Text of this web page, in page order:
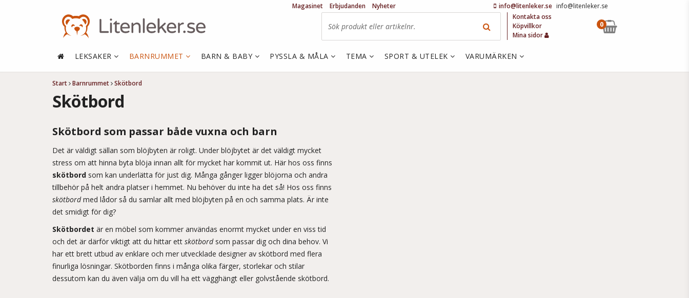
Start Barnrummet Skötbord
Skötbord
Skötbord som passar både vuxna och barn
Det är väldigt sällan som blöjbyten är roligt. Under blöjbytet är det väldigt mycket
stress om att hinna byta blöja innan allt för mycket har kommit ut. Här hos oss finns
skötbord som kan underlätta för just dig. Många gånger ligger blöjorna och andra
tillbehör på helt andra platser i hemmet. Nu behöver du inte ha det så! Hos oss finns
skötbordmed lådor så du samlar allt med blöjbyten på en och samma plats. Är inte
det smidigt för dig?
Skötbordet är en möbel som kommer användas enormt mycket under en viss tid
och det är därför viktigt att du hittar ett skötbord som passar dig och dina behov. Vi
har ett brett utbud av enklare och mer utvecklade designer av skötbord med flera
finurliga lösningar. Skötborden finns i många olika färger, storlekar och stilar
dessutom kan du även välja om du vill ha ett vägghängt eller golvstående skötbord.
info@litenleker.se info@litenleker.se
Magasinet Erbjudanden
Nyheter
Kontakta oss
Köpvillkor
Mina sidor
0
LEKSAKER BARNRUMMET BARN & BABY PYSSLA & MÅLA TEMA SPORT & UTELEK VARUMÄRKEN